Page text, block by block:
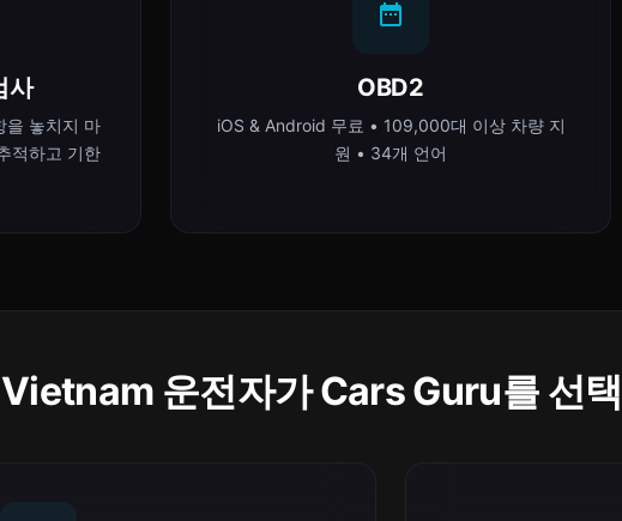
사
을 놓치지 마
적하고 기한
OBD2
iOS & Android 무료 • 109,000대 이상 차량 지
원 • 34개 언어
Vietnam 운전자가 Cars Guru를 선